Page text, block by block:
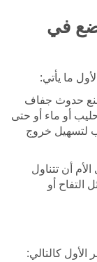
في
ما يأتي:
حدوث جفاف
أو ماء أو حتى
لتسهيل خروج
أن تتناول
التفاح أو
كالتالي: